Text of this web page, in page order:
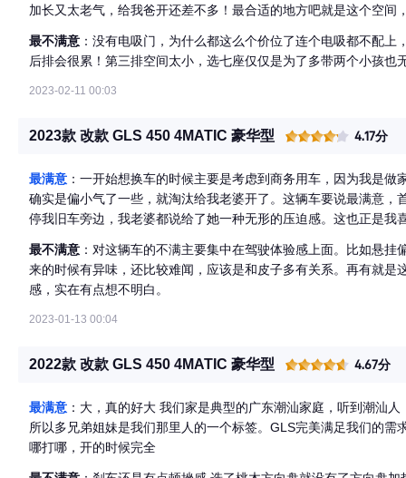
加长又太老气，给我爸开还差不多！最合适的地方吧就是这个空
是胆子小怕中招，如果有问题都不知道找谁去
最不满意 ：没有电吸门，为什么都这么个价位了连个电吸都不配
后排会很累！第三排空间太小，选七座仅仅是为了多带两个小孩也
2023-02-11 00:03
2023款 改款 GLS 450 4MATIC 豪华型 4.17分
最满意 ：一开始想换车的时候主要是考虑到商务用车，因为我是
确实是偏小气了一些，就淘汰给我老婆开了。这辆车要说最满意，
停我旧车旁边，我老婆都说给了她一种无形的压迫感。这也正是我
空间简直就能当一张床那么大。这个空间彻底把我折服。
最不满意 ：对这辆车的不满主要集中在驾驶体验感上面。比如悬
来的时候有异味，还比较难闻，应该是和皮子多有关系。再有就是
感，实在有点想不明白。
2023-01-13 00:04
2022款 改款 GLS 450 4MATIC 豪华型 4.67分
最满意 ：大，真的好大 我们家是典型的广东潮汕家庭，听到潮汕
所以多兄弟姐妹是我们那里人的一个标签。GLS完美满足我们的
哪打哪，开的时候完全